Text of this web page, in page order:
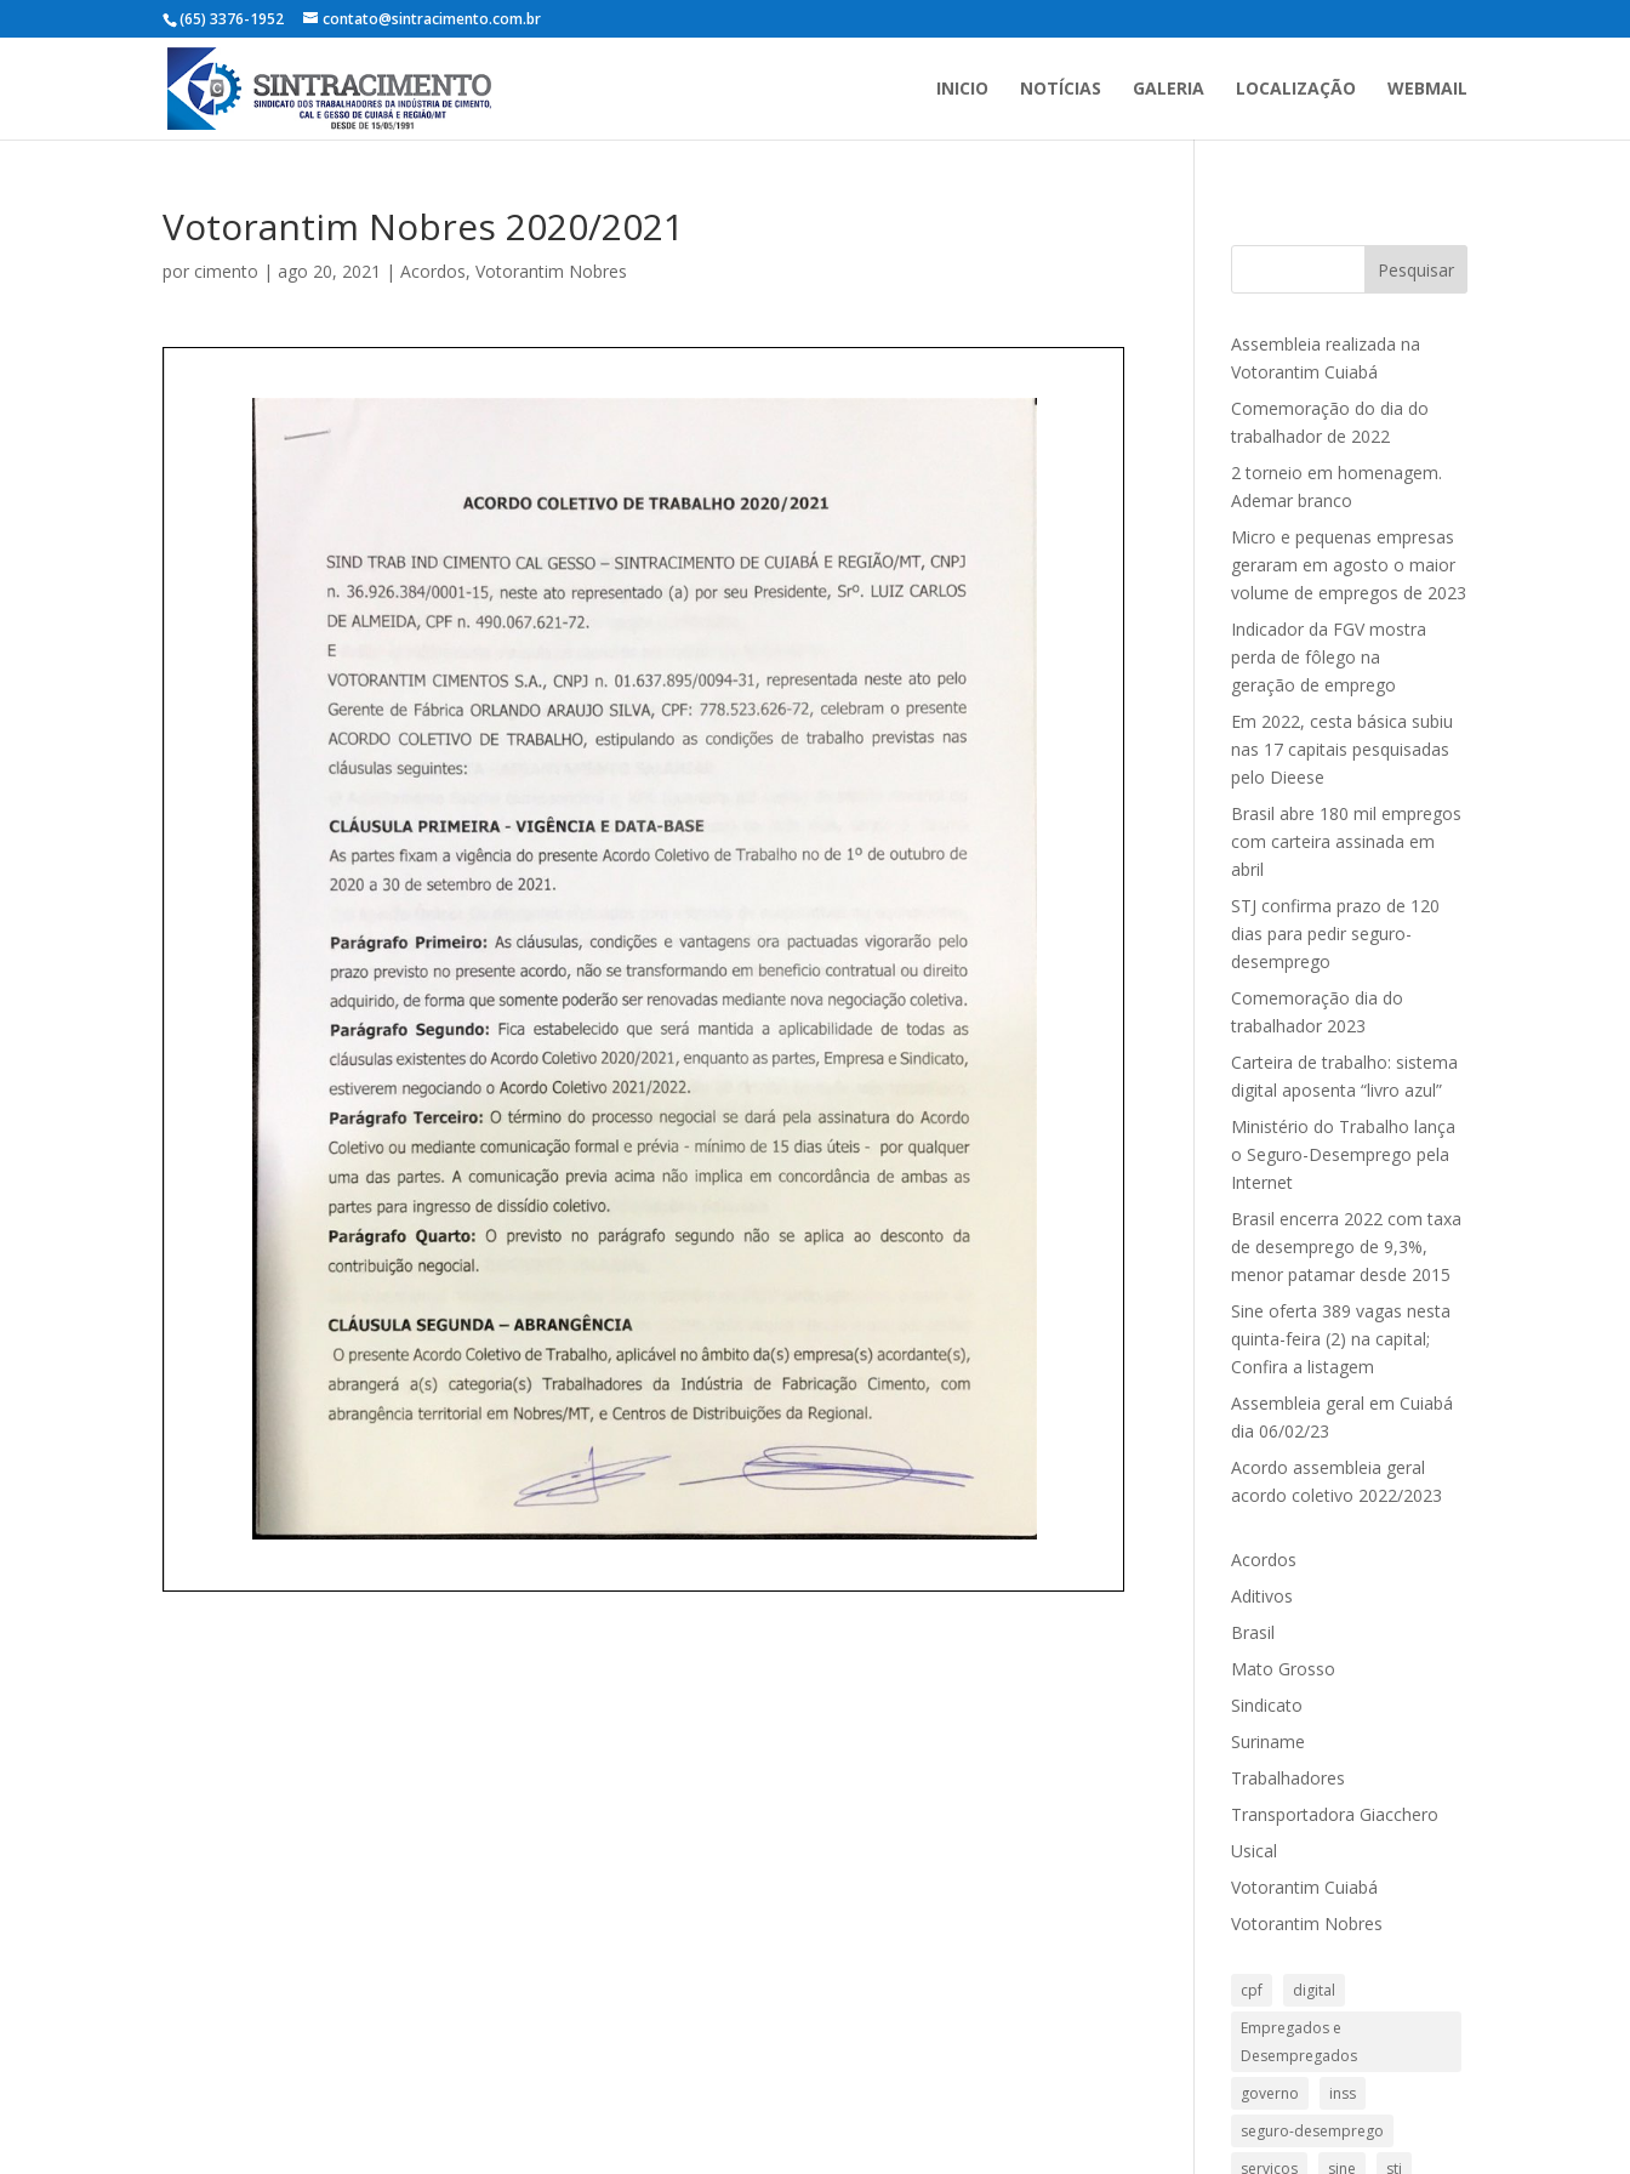
(65) 3376-1952 contato@sintracimento.com.br
INICIO NOTÍCIAS GALERIA LOCALIZAÇÃO WEBMAIL
Votorantim Nobres 2020/2021
por cimento | ago 20, 2021 |Acordos,Votorantim Nobres Pesquisar
Assembleia realizada na
Votorantim Cuiabá
Comemoração do dia do
trabalhador de 2022
2 torneio em homenagem.
Ademar branco
Micro e pequenas empresas
geraram em agosto o maior
volume de empregos de 2023
Indicador da FGV mostra
perda de fôlego na
geração de emprego
Em 2022, cesta básica subiu
nas 17 capitais pesquisadas
pelo Dieese
Brasil abre 180 mil empregos
com carteira assinada em
abril
STJ confirma prazo de 120
dias para pedir seguro-
desemprego
Comemoração dia do
trabalhador 2023
Carteira de trabalho: sistema
digital aposenta “livro azul”
Ministério do Trabalho lança
o Seguro-Desemprego pela
Internet
Brasil encerra 2022 com taxa
de desemprego de 9,3%,
menor patamar desde 2015
Sine oferta 389 vagas nesta
quinta-feira (2) na capital;
Confira a listagem
Assembleia geral em Cuiabá
dia 06/02/23
Acordo assembleia geral
acordo coletivo 2022/2023
Acordos
Aditivos
Brasil
Mato Grosso
Sindicato
Suriname
Trabalhadores
Transportadora Giacchero
Usical
Votorantim Cuiabá
Votorantim Nobres
cpf
digital
Empregados e
Desempregados
governo
inss
seguro-desemprego
serviços
sine stj